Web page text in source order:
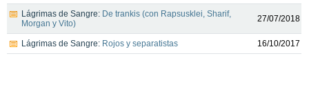
Lágrimas de Sangre: De trankis (con Rapsusklei, Sharif,
Morgan y Vito)
27/07/2018
Lágrimas de Sangre: Rojos y separatistas 16/10/2017